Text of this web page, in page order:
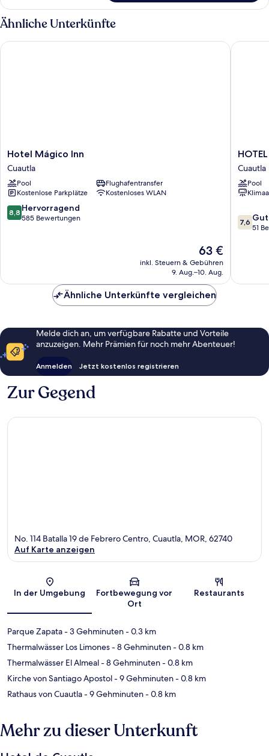
Suite
Ähnliche Unterkünfte
Hotel
Mágico
Inn
Cuautla
Hotel Mágico Inn
Cuautla
Pool
Flughafentransfer
Kostenlose Parkplätze
Kostenloses WLAN
8.8
von
8,8 Hervorragend
585 Bewertungen
Der
Preis
beträgt
63 €
inkl. Steuern & Gebühren
9. Aug.–10. Aug.
Hotel Mágico Inn
HOTEL
Cuautla
Cuautla
Pool
7.6
von
7,6 Gut
51
HOTEL
Ähnliche Unterkünfte vergleichen
Melde dich an, um verfügbare Rabatte und Vorteile
anzuzeigen. Mehr Prämien für noch mehr Abenteuer!
Anmelden Jetzt kostenlos registrieren
Zur Gegend
Karte
No. 114 Batalla 19 de Febrero Centro, Cuautla, MOR, 62740
Auf Karte anzeigen
In der Umgebung
Fortbewegung vor
Ort
Restaurants
Parque Zapata- 3 Gehminuten- 0.3 km
Thermalwässer Los Limones- 8 Gehminuten- 0.8 km
Thermalwässer El Almeal- 8 Gehminuten- 0.8 km
Kirche von Santiago Apostol- 9 Gehminuten- 0.8 km
Rathaus von Cuautla- 9 Gehminuten- 0.8 km
Mehr zu dieser Unterkunft